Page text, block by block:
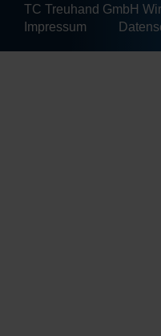
TC Treuhand GmbH
Impressum